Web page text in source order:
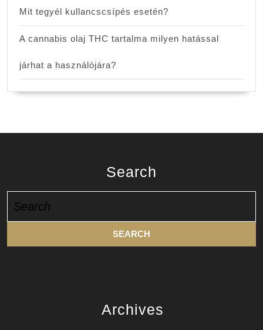
Mit tegyél kullancscsípés esetén?
A cannabis olaj THC tartalma milyen hatással
járhat a használójára?
Search
for:
Archives